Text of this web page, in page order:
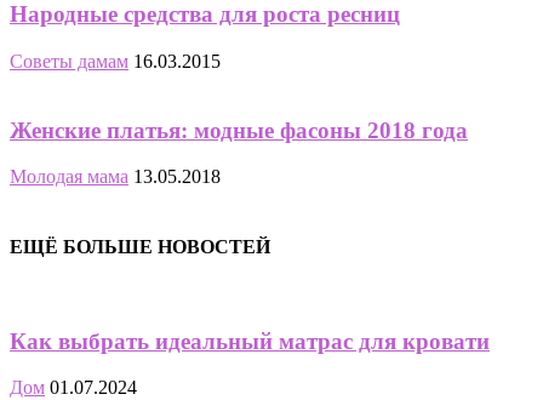
Народные средства для роста ресниц
Советы дамам 16.03.2015
Женские платья: модные фасоны 2018 года
Молодая мама 13.05.2018
ЕЩЁ БОЛЬШЕ НОВОСТЕЙ
Как выбрать идеальный матрас для кровати
Дом 01.07.2024